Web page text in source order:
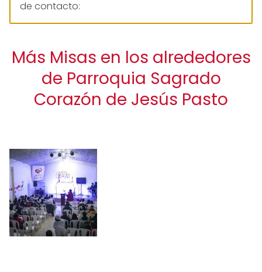
de contacto:
Más Misas en los alrededores
de Parroquia Sagrado
Corazón de Jesús Pasto